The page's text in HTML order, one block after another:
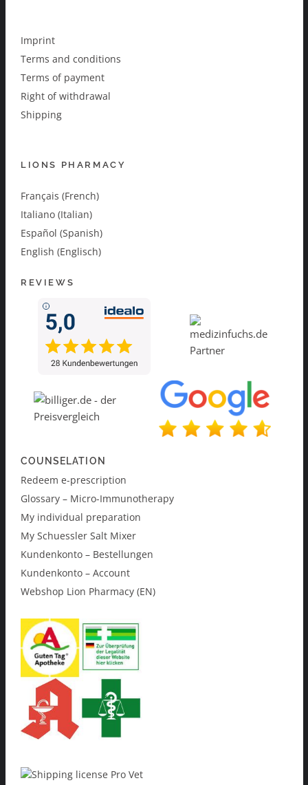
Imprint
Terms and conditions
Terms of payment
Right of withdrawal
Shipping
LIONS PHARMACY
Français (French)
Italiano (Italian)
Español (Spanish)
English (Englisch)
REVIEWS
COUNSELATION
Redeem e-prescription
Glossary – Micro-Immunotherapy
My individual preparation
My Schuessler Salt Mixer
Kundenkonto – Bestellungen
Kundenkonto – Account
Webshop Lion Pharmacy (EN)